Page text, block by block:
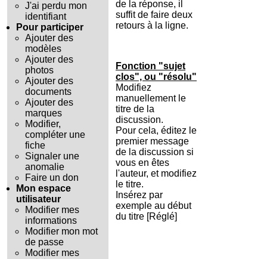
J'ai perdu mon
identifiant
Pour participer
Ajouter des
modèles
Ajouter des
photos
Ajouter des
documents
Ajouter des
marques
Modifier,
compléter une
fiche
Signaler une
anomalie
Faire un don
Mon espace
utilisateur
Modifier mes
informations
Modifier mon mot
de passe
Modifier mes
de la réponse, il
suffit de faire deux
retours à la ligne.
Fonction "sujet
clos", ou "résolu"
Modifiez
manuellement le
titre de la
discussion.
Pour cela, éditez le
premier message
de la discussion si
vous en êtes
l'auteur, et modifiez
le titre.
Insérez par
exemple au début
du titre [Réglé]